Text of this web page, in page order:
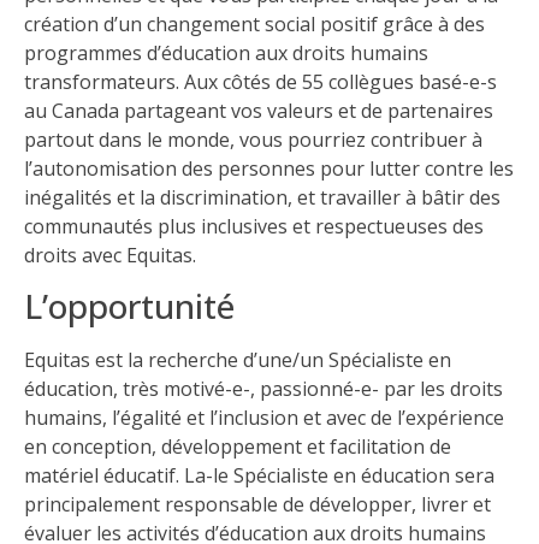
création d’un changement social positif grâce à des
programmes d’éducation aux droits humains
transformateurs. Aux côtés de 55 collègues basé-e-s
au Canada partageant vos valeurs et de partenaires
partout dans le monde, vous pourriez contribuer à
l’autonomisation des personnes pour lutter contre les
inégalités et la discrimination, et travailler à bâtir des
communautés plus inclusives et respectueuses des
droits avec Equitas.
L’opportunité
Equitas est la recherche d’une/un Spécialiste en
éducation, très motivé-e-, passionné-e- par les droits
humains, l’égalité et l’inclusion et avec de l’expérience
en conception, développement et facilitation de
matériel éducatif. La-le Spécialiste en éducation sera
principalement responsable de développer, livrer et
évaluer les activités d’éducation aux droits humains